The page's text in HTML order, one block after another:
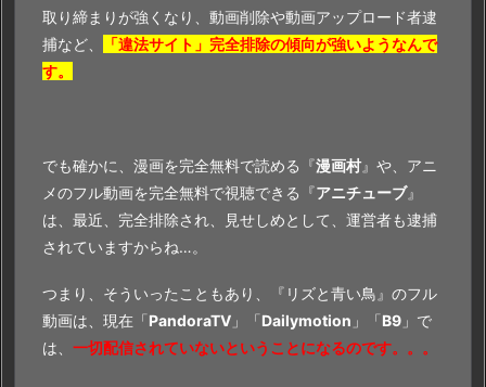
取り締まりが強くなり、動画削除や動画アップロード者逮
捕など、
「違法サイト」完全排除の傾向が強いようなんで
す。
でも確かに、漫画を完全無料で読める『漫画村』や、アニ
メのフル動画を完全無料で視聴できる『アニチューブ』
は、最近、完全排除され、見せしめとして、運営者も逮捕
されていますからね…。
つまり、そういったこともあり、『リズと青い鳥』のフル
動画は、現在「PandoraTV 」「Dailymotion 」「B9 」で
は、 一切配信されていないということになるのです。。。